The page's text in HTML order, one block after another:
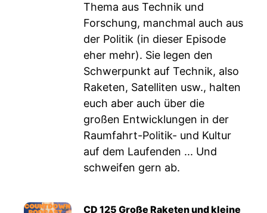
Thema aus Technik und
Forschung, manchmal auch aus
der Politik (in dieser Episode
eher mehr). Sie legen den
Schwerpunkt auf Technik, also
Raketen, Satelliten usw., halten
euch aber auch über die
großen Entwicklungen in der
Raumfahrt-Politik- und Kultur
auf dem Laufenden ... Und
schweifen gern ab.
CD 125 Große Raketen und kleine